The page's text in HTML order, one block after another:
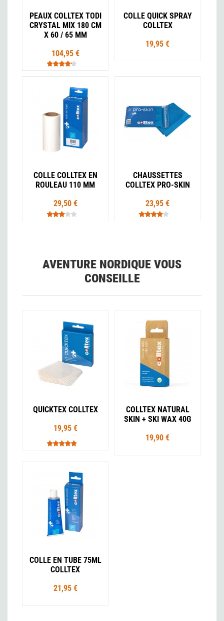
PEAUX COLLTEX TODI
CRYSTAL MIX 180 CM
X 60 / 65 MM
104,95 €
COLLE QUICK SPRAY
COLLTEX
19,95 €
COLLE COLLTEX EN
ROULEAU 110 MM
29,50 €
CHAUSSETTES
COLLTEX PRO-SKIN
23,95 €
AVENTURE NORDIQUE VOUS
CONSEILLE
QUICKTEX COLLTEX
19,95 €
COLLTEX NATURAL
SKIN + SKI WAX 40G
19,90 €
COLLE EN TUBE 75ML
COLLTEX
21,95 €